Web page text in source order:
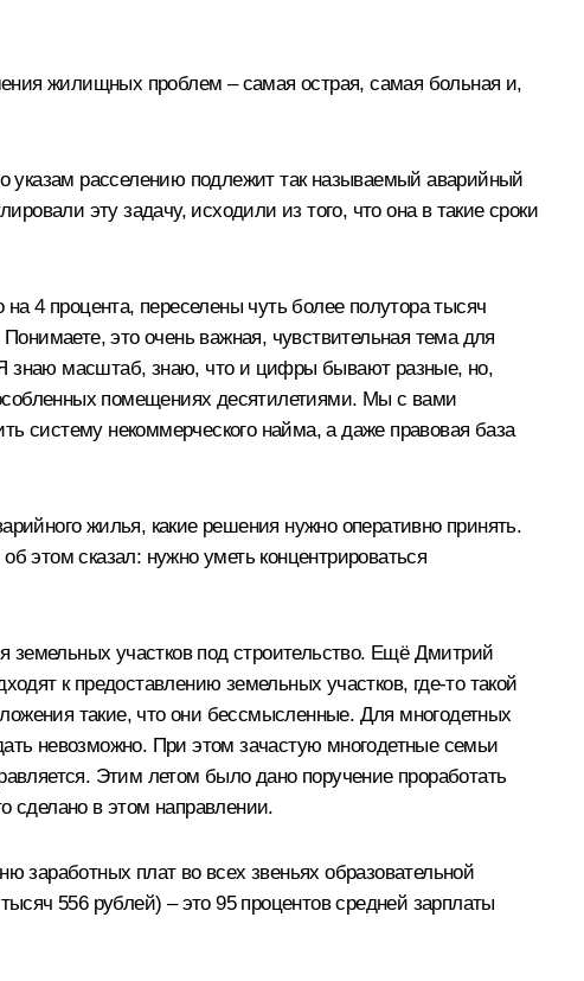
жилищных проблем – самая острая, самая больная и,
указам расселению подлежит так называемый аварийный
эту задачу, исходили из того, что она в такие сроки
4 процента, переселены чуть более полутора тысяч
это очень важная, чувствительная тема для
знаю масштаб, знаю, что и цифры бывают разные, но,
помещениях десятилетиями. Мы с вами
систему некоммерческого найма, а даже правовая база
жилья, какие решения нужно оперативно принять.
этом сказал: нужно уметь концентрироваться
участков под строительство. Ещё Дмитрий
к предоставлению земельных участков, где‑то такой
такие, что они бессмысленные. Для многодетных
невозможно. При этом зачастую многодетные семьи
Этим летом было дано поручение проработать
в этом направлении.
заработных плат во всех звеньях образовательной
556 рублей) – это 95 процентов средней зарплаты